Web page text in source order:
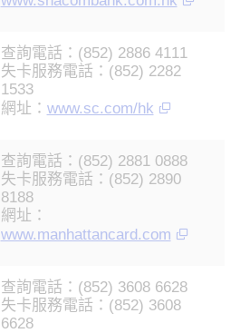
查詢電話：(852) 2886 4111
失卡服務電話：(852) 2282
1533
網址： www.sc.com/hk
查詢電話：(852) 2881 0888
失卡服務電話：(852) 2890
8188
網址：
www.manhattancard.com
查詢電話：(852) 3608 6628
失卡服務電話：(852) 3608
6628